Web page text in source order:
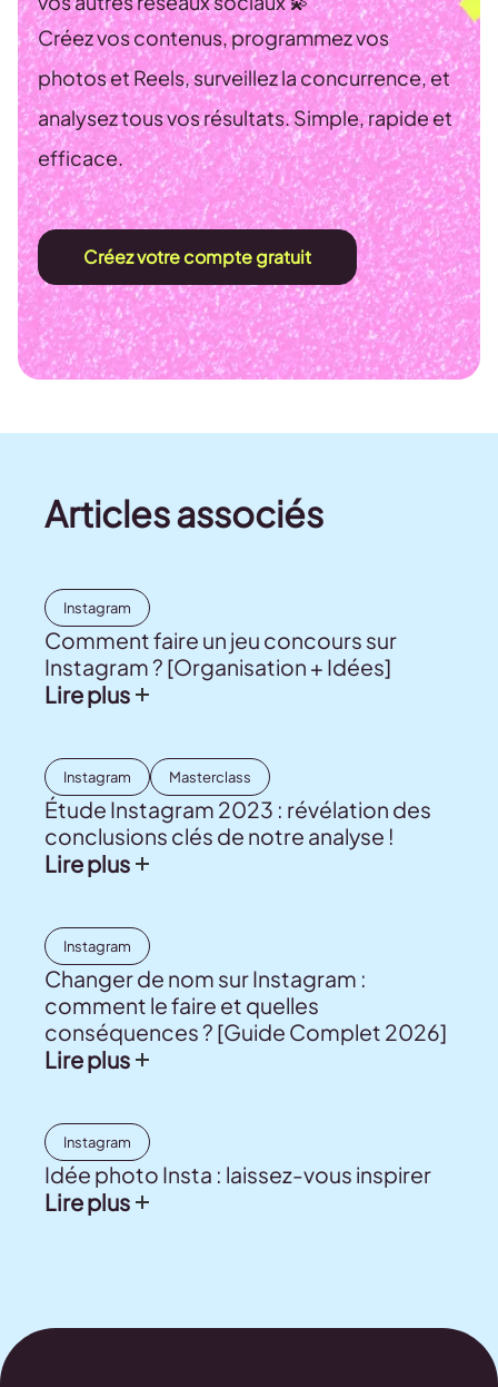
Créez vos contenus, programmez vos
photos et Reels, surveillez la concurrence, et
analysez tous vos résultats. Simple, rapide et
efficace.
Créez votre compte gratuit
Articles associés
Instagram
Comment faire un jeu concours sur
Instagram ? [Organisation + Idées]
Lire plus
Instagram Masterclass
Étude Instagram 2023 : révélation des
conclusions clés de notre analyse !
Lire plus
Instagram
Changer de nom sur Instagram :
comment le faire et quelles
conséquences ? [Guide Complet 2026]
Lire plus
Instagram
Idée photo Insta : laissez-vous inspirer
Lire plus